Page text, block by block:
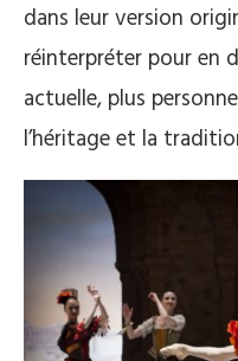
dans leur version
réinterpréter pour en
actuelle, plus
l’héritage et la